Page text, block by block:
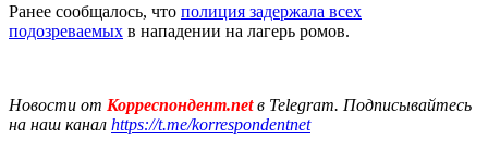
Ранее сообщалось, что полиция задержала всех
подозреваемых в нападении на лагерь ромов.
Новости от Корреспондент.netв Telegram. Подписывайтесь
на наш канал https://t.me/korrespondentnet